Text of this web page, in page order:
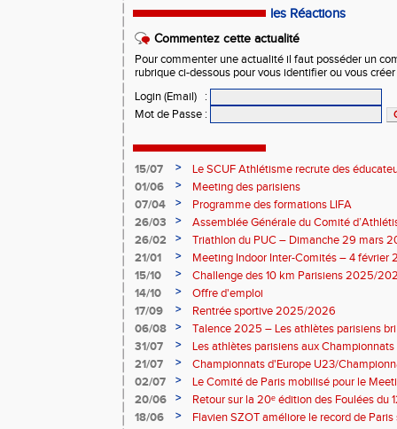
les Réactions
Commentez cette actualité
Pour commenter une actualité il faut posséder un
rubrique ci-dessous pour vous identifier ou vous
Login (Email)
:
Mot de Passe :
15/07 >
Le SCUF Athlétisme recrute des
2026-2027 !
01/06 >
Meeting des parisiens
07/04
>
Programme des formations LIFA
26/03
>
Assemblée Générale du Comité
26/02
>
Triathlon du PUC – Dimanche 29 mars
21/01
>
Meeting Indoor Inter-Comités – 4 février
15/10
>
Challenge des 10 km Parisiens 2025/
14/10
>
Offre d'emploi
17/09
>
Rentrée sportive 2025/2026
06/08
>
Talence 2025 – Les athlètes parisiens
de France Élite
31/07 >
Les athlètes parisiens aux
21/07
>
Championnats d'Europe U23/
02/07
>
Le Comité de Paris mobilisé pour le
20/06
>
Retour sur la 20ᵉ édition des Foulées du
18/06
>
Flavien SZOT améliore le record de Paris